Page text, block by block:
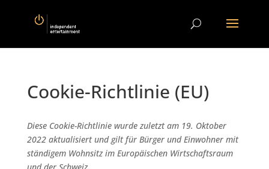
Cookie-Richtlinie (EU)
Diese Cookie-Richtlinie wurde zuletzt am 19. Oktober
2022 aktualisiert und gilt für Bürger und Einwohner mit
ständigem Wohnsitz im Europäischen Wirtschaftsraum